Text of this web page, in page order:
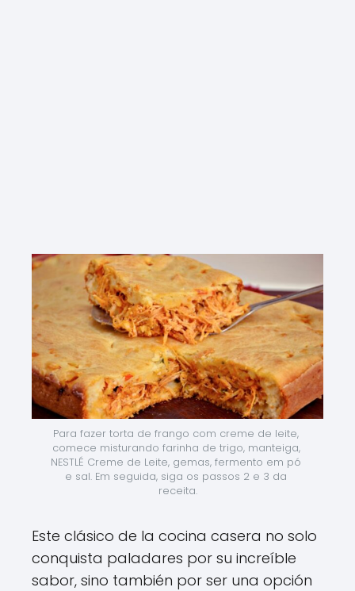
Para fazer torta de frango com creme de leite,
comece misturando farinha de trigo, manteiga,
NESTLÉ Creme de Leite, gemas, fermento em pó
e sal. Em seguida, siga os passos 2 e 3 da
receita.
Este clásico de la cocina casera no solo
conquista paladares por su increíble
sabor, sino también por ser una opción